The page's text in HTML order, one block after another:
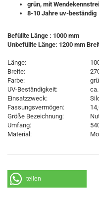
grün, mit
8-10 Jahre uv-beständig
Befüllte Länge : 1000 mm
Unbefüllte Länge: 1200 mm
Länge:
Breite:
Farbe:
UV-Beständigkeit:
Einsatzzweck:
Fassungsvermögen:
Größe Bezeichnung:
Umfang:
Material:
teilen